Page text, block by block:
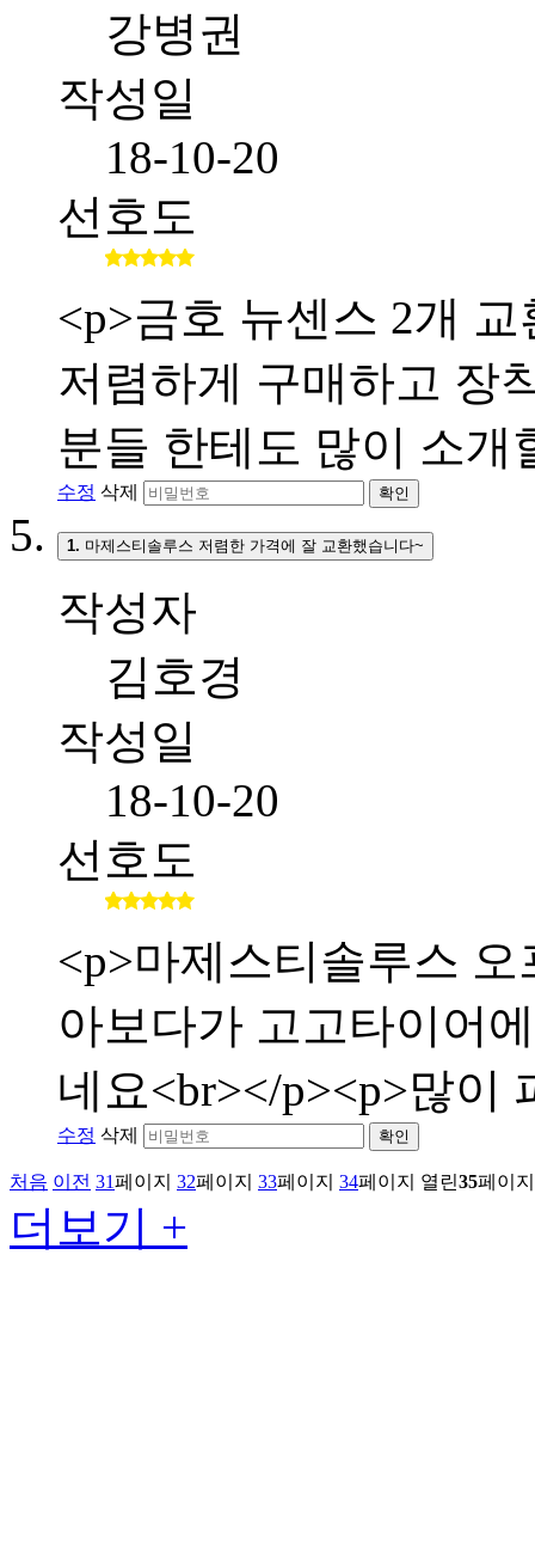
강병권
작성일
18-10-20
선호도
<p>금호 뉴센스 2개
저렴하게 구매하고 장
분들 한테도 많이 소개
수정 삭제 확인
1. 마제스티솔루스 저렴한 가격에 잘 교환했습니다~
작성자
김호경
작성일
18-10-20
선호도
<p>마제스티솔루스
아보다가 고고타이어
네요<br></p><p>많이
수정 삭제 확인
처음 이전 31페이지 32페이지 33페이지 34페이지 열린35페이지
더보기 +